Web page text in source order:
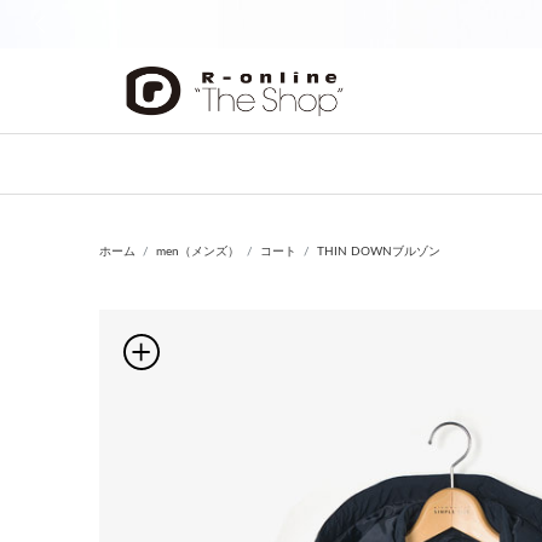
ホーム men（メンズ） コート THIN DOWNブルゾン